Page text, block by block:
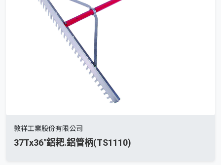
敦祥工業股份有限公司
37Tx36"鋁耙.鋁管柄(TS1110)